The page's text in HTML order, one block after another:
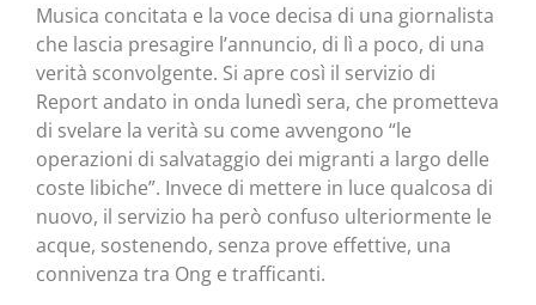
Musica concitata e la voce decisa di una giornalista
che lascia presagire l’annuncio, di lì a poco, di una
verità sconvolgente. Si apre così il servizio di
Report andato in onda lunedì sera, che prometteva
di svelare la verità su come avvengono “le
operazioni di salvataggio dei migranti a largo delle
coste libiche”. Invece di mettere in luce qualcosa di
nuovo, il servizio ha però confuso ulteriormente le
acque, sostenendo, senza prove effettive, una
connivenza tra Ong e trafficanti.